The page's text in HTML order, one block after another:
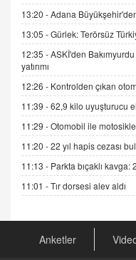
DR.
Gerçek
Cümlesinin
GÖNÜL
Şifacının
04.11.2025
AV.
Kira
CAN
Değişen
13:20 -Adana
13:05 -Gürlek: Terörsüz
12:35 -ASKİ'den
yatırımı
12:26 - Kontrolden çıkan
11:39 -62,9 kilo uyuşturucu
11:29 -Otomobil ile
11:20 -22 yıl hapis cezası
11:13 - Parkta bıçaklı kavga:
11:01 -Tır dorsesi alev aldı
Anketler